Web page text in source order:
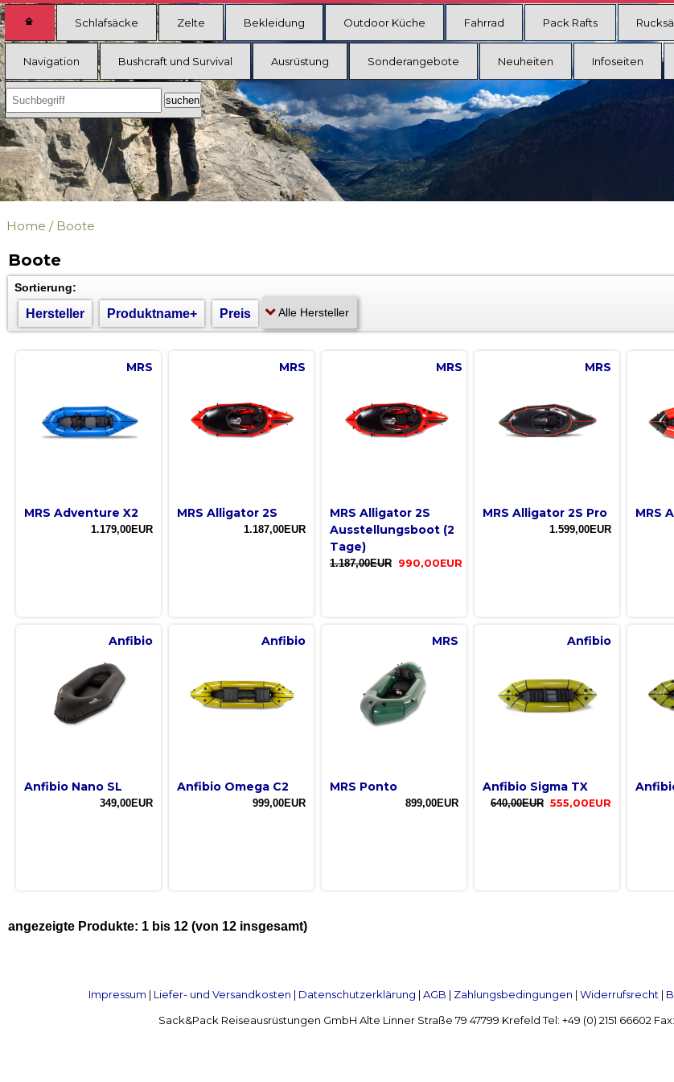
Schlafsäcke Zelte Bekleidung Outdoor Küche Fahrrad Pack Rafts
Navigation Bushcraft und Survival Ausrüstung Sonderangebote Neuheiten Infoseiten
Home / Boote
Boote
Sortierung:
Hersteller Produktname+ Preis
MRS
MRS Adventure X2
1.179,00EUR
MRS
MRS Alligator 2S
1.187,00EUR
MRS
MRS Alligator 2S
Ausstellungsboot (2
Tage)
1.187,00EUR 990,00EUR
MRS
MRS Alligator 2S Pro
1.599,00EUR
MRS
Anfibio
Anfibio Nano SL
349,00EUR
Anfibio
Anfibio Omega C2
999,00EUR
MRS
MRS Ponto
899,00EUR
Anfibio
Anfibio Sigma TX
640,00EUR 555,00EUR
angezeigte Produkte: 1 bis 12 (von 12 insgesamt)
Impressum | Liefer- und Versandkosten | Datenschutzerklärung | AGB | Zahlungsbedingungen | Widerrufsrecht |
Sack&Pack Reiseausrüstungen GmbH Alte Linner Straße 79 47799 Krefeld Tel: +49 (0) 2151 66602